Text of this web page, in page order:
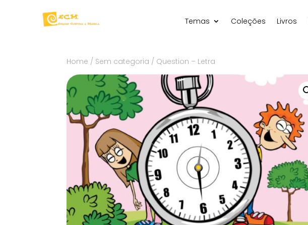
Temas Coleções Livros
Home / Sem categoria / Question – Letra